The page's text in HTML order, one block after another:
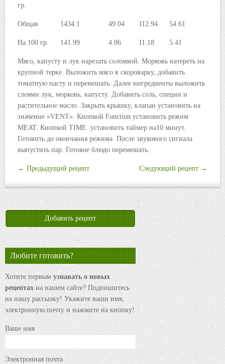
гр.
Общая 1434.1 49.04 112.94 54.61
На 100 гр. 141.99 4.86 11.18 5.41
Мясо, капусту и лук нарезать соломкой. Морковь натереть на
крупной терке. Выложить мясо в скороварку, добавить
томатную пасту и перемешать. Далее ингредиенты выложить
слоями лук, морковь, капусту. Добавить соль, специи и
растительное масло. Закрыть крышку, клапан установить на
значение «VENT». Кнопкой Function установить режим
MEAT. Кнопкой TIME установить таймер на10 минут.
Готовить до окончания режима. После звукового сигнала
выпустить пар. Готовое блюдо перемешать.
← Предыдущий рецепт Следующий рецепт →
Добавить рецепт
Любите готовить?
Хотите первым узнавать о новых
рецептах на нашем сайте? Подпишитесь
на нашу рассылку! Укажите ваши имя,
электронную почту и нажмите на кнопку!
Ваше имя
Электронная почта